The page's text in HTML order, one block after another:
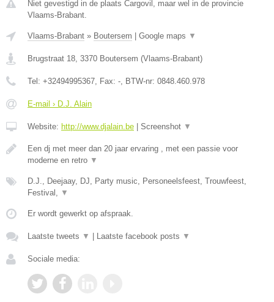
Niet gevestigd in de plaats Cargovil, maar wel in de provincie
Vlaams-Brabant.
Vlaams-Brabant » Boutersem Google maps ▼
Brugstraat 18, 3370 Boutersem (Vlaams-Brabant)
Tel: +32494995367, Fax: -, BTW-nr: 0848.460.978
E-mail › D.J. Alain
Website: http://www.djalain.be Screenshot ▼
Een dj met meer dan 20 jaar ervaring , met een passie voor
moderne en retro ▼
D.J., Deejaay, DJ, Party music, Personeelsfeest, Trouwfeest,
Festival, ▼
Er wordt gewerkt op afspraak.
Laatste tweets ▼ Laatste facebook posts ▼
Sociale media: